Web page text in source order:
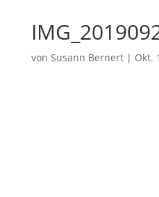
von Susann Bernert| Okt.